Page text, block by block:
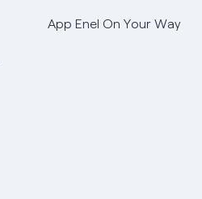
App Enel On Your Way